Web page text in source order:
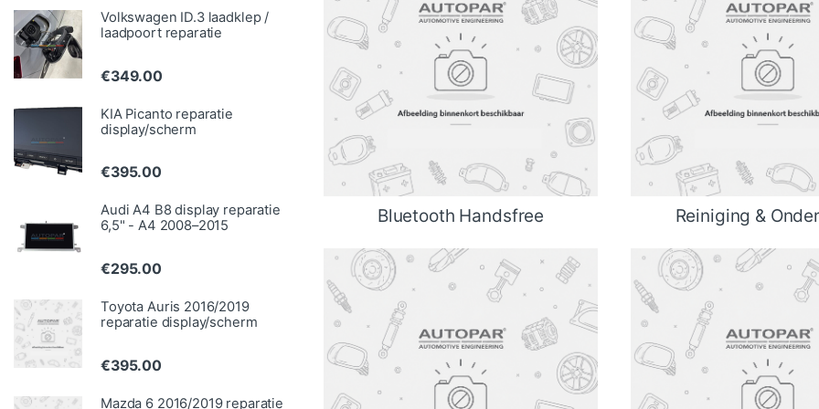
Bluetooth Handsfree Reiniging &
Volkswagen ID.3 laadklep /
laadpoort reparatie
€349.00
KIA Picanto reparatie
display/scherm
€395.00
Audi A4 B8 display reparatie
6,5" - A4 2008–2015
€295.00
Toyota Auris 2016/2019
reparatie display/scherm
€395.00
Mazda 6 2016/2019 reparatie